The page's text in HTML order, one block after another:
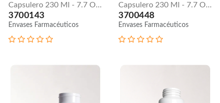
Capsulero 230 Ml - 7.7 Oz | Tapa Lisa - PEAD
3700143
Envases Farmacéuticos
Capsulero 230 Ml - 7.7 Oz | Tapa Lisa - PVC
3700448
Envases Farmacéuticos